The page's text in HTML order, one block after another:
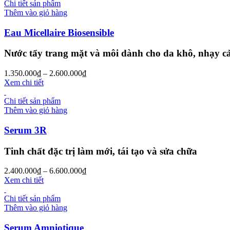
Chi tiết sản phẩm
Thêm vào giỏ hàng
Eau Micellaire Biosensible
Nước tẩy trang mặt và môi dành cho da khô, nhạy
1.350.000₫ – 2.600.000₫
Xem chi tiết
Chi tiết sản phẩm
Thêm vào giỏ hàng
Serum 3R
Tinh chất đặc trị làm mới, tái tạo và sửa chữa
2.400.000₫ – 6.600.000₫
Xem chi tiết
Chi tiết sản phẩm
Thêm vào giỏ hàng
Serum Amniotique